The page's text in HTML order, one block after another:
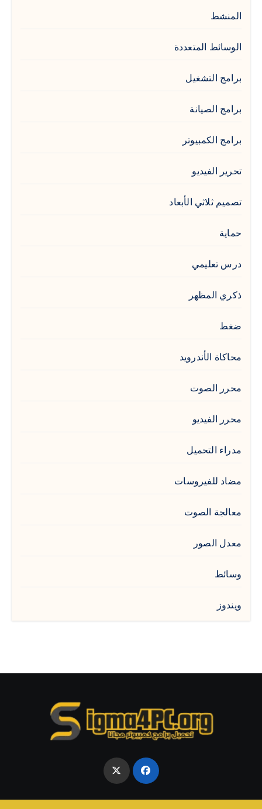
المنشط
الوسائط المتعددة
برامج التشغيل
برامج الصيانة
برامج الكمبيوتر
تحرير الفيديو
تصميم ثلاثي الأبعاد
حماية
درس تعليمي
ذكري المظهر
ضغط
محاكاة الأندرويد
محرر الصوت
محرر الفيديو
مدراء التحميل
مضاد للفيروسات
معالجة الصوت
معدل الصور
وسائط
ويندوز